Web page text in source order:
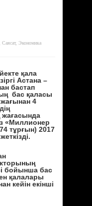
Саясат, Экономика
қала
Астана –
бастап
бас қаласы
жағынан 4
жағасында
«Миллионер
тұрғын) 2017
бойынша бас
қалалары
кейін екінші